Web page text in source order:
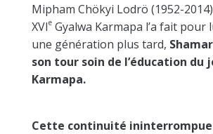
Mipham Chökyi Lodrö (1952-
XVIeGyalwa Karmapa l’a fait pour
une génération plus tard,
son tour soin de l’éducation du
Karmapa.
Cette continuité ininterrompue